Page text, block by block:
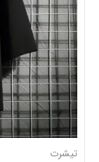
تیشرت